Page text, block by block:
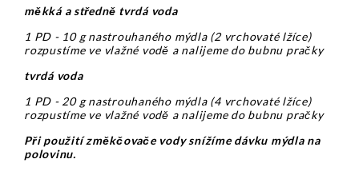
měkká a středně tvrdá voda
1 PD - 10 g nastrouhaného mýdla (2 vrchovaté lžíce)
rozpustíme ve vlažné vodě a nalijeme do bubnu pračky
tvrdá voda
1 PD - 20 g nastrouhaného mýdla (4 vrchovaté lžíce)
rozpustíme ve vlažné vodě a nalijeme do bubnu pračky
Při použití změkčovače vody snížíme dávku mýdla na
polovinu.